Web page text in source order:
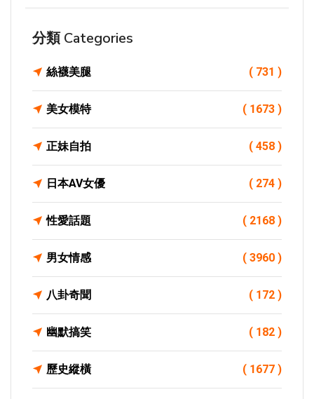
分類 Categories
絲襪美腿 ( 731 )
美女模特 ( 1673 )
正妹自拍 ( 458 )
日本AV女優 ( 274 )
性愛話題 ( 2168 )
男女情感 ( 3960 )
八卦奇聞 ( 172 )
幽默搞笑 ( 182 )
歷史縱橫 ( 1677 )